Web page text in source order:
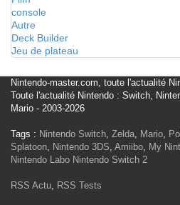
console
Autre
Deck Builder
Jeu de plateau
Nintendo-master.com, toute l'actualité
Toute l'actualité Nintendo : Switch,
Mario - 2003-2026
Tags : Nintendo Switch, Zelda, Mario,
Splatoon, Nintendo 3DS, Amiibo, My
Nintendo Labo Nintendo Switch 2
RSS Actu, RSS Tests